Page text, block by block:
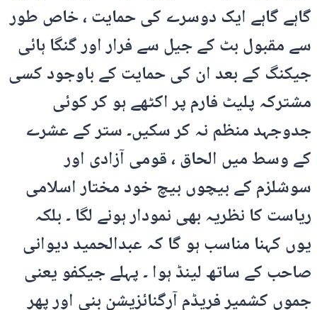
گاہے گاہے ایک دوسرے کی حمایت ، خاص طور
سے مقبول بٹ کے جیل سے فرار اور گنگا ہائی
جیکنگ کے بعد ان کی حمایت کے باوجود کسی
مشترکہ پلیٹ فارم پر اکٹھے ہو کر کوئی
جدوجہد منظم نہ کر سکیں۔ ستر کے عشرے
کے وسط میں الحاق ، قومی آزادی اور
سوشلزم کے بیچوں بیچ خود مختار اسلامی
ریاست کا نظریہ بھی نمودار ہونے لگا ۔ بلکہ
یوں کہنا مناسب ہو گا کہ عبدالحمید دیوانی
صاحب کے ساتھ لینڈ ہوا ۔ پہلے جیکفو یعنی
جموں کشمیر فریڈم آرگنائزیشن بنی اور پھر